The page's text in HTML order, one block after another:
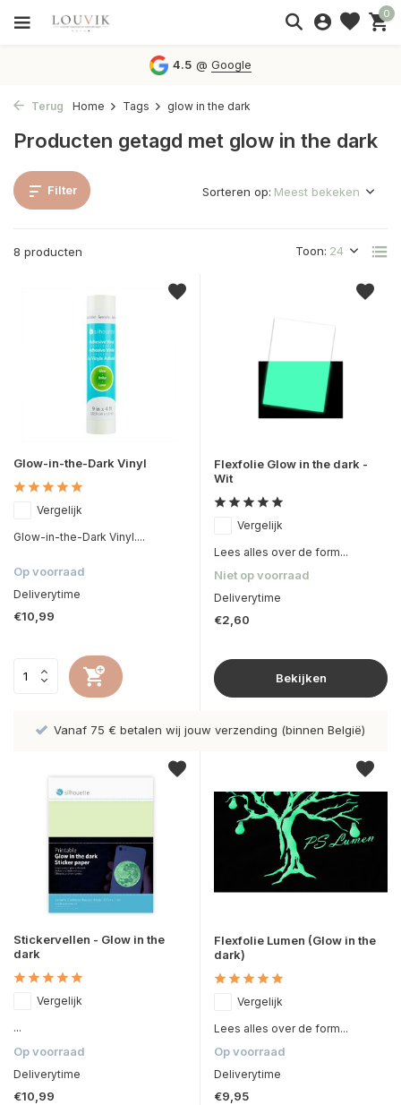
0
4.5 @Google
Terug Home Tags glow in the dark
Producten getagd met glow in the dark
Filter
8 producten Toon:
Sorteren op:
Glow-in-the-Dark Vinyl
Vergelijk
Glow-in-the-Dark Vinyl....
Op voorraad
Deliverytime
€10,99
Flexfolie Glow in the dark -
Wit
Vergelijk
Lees alles over de form...
Niet op voorraad
Deliverytime
€2,60
Bekijken
Vanaf 75 € betalen wij jouw verzending (binnen België)
Stickervellen - Glow in the
dark
Vergelijk
...
Op voorraad
Deliverytime
€10,99
Flexfolie Lumen (Glow in the
dark)
Vergelijk
Lees alles over de form...
Op voorraad
Deliverytime
€9,95